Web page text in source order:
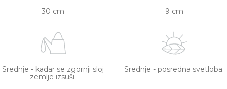
30 cm 9 cm
Srednje - kadar se zgornji sloj
zemlje izsuši.
Srednje - posredna svetloba.